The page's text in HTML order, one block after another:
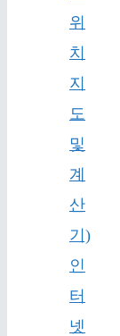
위
치
지
도
및
계
산
기)
인
터
넷